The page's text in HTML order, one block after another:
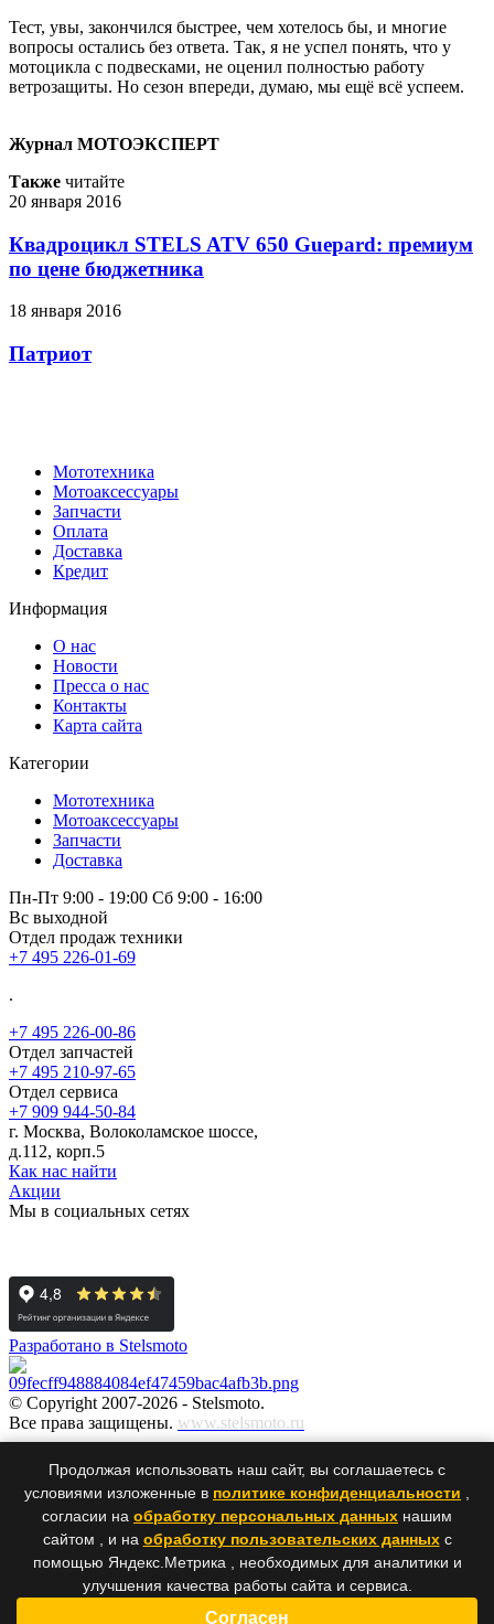
Тест, увы, закончился быстрее, чем хотелось бы, и многие
вопросы остались без ответа. Так, я не успел понять, что у
мотоцикла с подвесками, не оценил полностью работу
ветрозащиты. Но сезон впереди, думаю, мы ещё всё успеем.
Журнал МОТОЭКСПЕРТ
Также читайте
20 января 2016
Квадроцикл STELS ATV 650 Guepard: премиум
по цене бюджетника
18 января 2016
Патриот
Мототехника
Мотоаксессуары
Запчасти
Оплата
Доставка
Кредит
Информация
О нас
Новости
Пресса о нас
Контакты
Карта сайта
Категории
Мототехника
Мотоаксессуары
Запчасти
Доставка
Пн-Пт 9:00 - 19:00 Сб 9:00 - 16:00
Вс выходной
Отдел продаж техники
+7 495 226-01-69
.
+7 495 226-00-86
Отдел запчастей
+7 495 210-97-65
Отдел сервиса
+7 909 944-50-84
г. Москва, Волоколамское шоссе,
д.112, корп.5
Как нас найти
Акции
Мы в социальных сетях
Разработано в Stelsmoto
© Copyright 2007-2026 - Stelsmoto.
Все права защищены. www.stelsmoto.ru
Информация, размещенная на сайте, не является публичной
офертой
Ваше сообщение было успешно отправлено нам. Спасибо!
Продолжая использовать наш сайт, вы соглашаетесь с
условиями изложенные в политике конфиденциальности
согласии на обработку персональных данных нашим
сайтом , и на обработку пользовательских данныхс
помощью Яндекс.Метрика , необходимых для аналитики и
улучшения качества работы сайта и сервиса.
Согласен